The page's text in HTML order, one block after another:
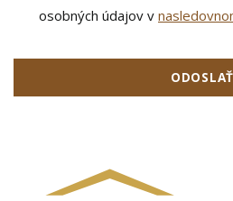
osobných údajov v
ODOSLAŤ